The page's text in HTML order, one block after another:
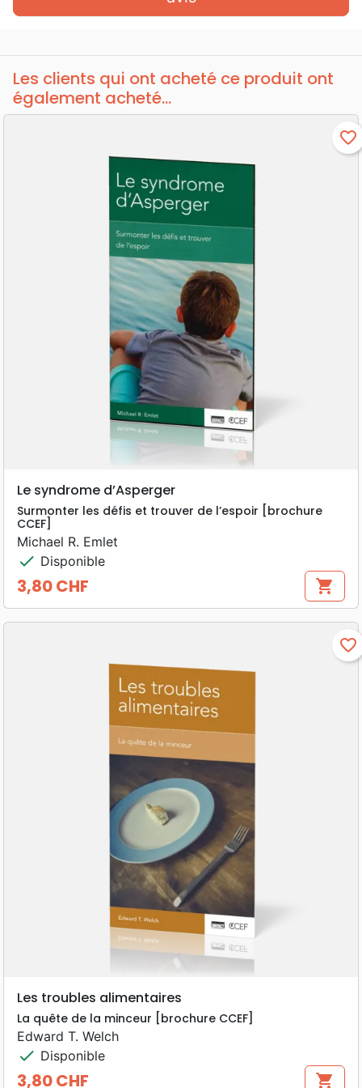
Les clients qui ont acheté ce produit ont
également acheté...
favorite_border
Le syndrome d’Asperger
Surmonter les défis et trouver de l’espoir [brochure
CCEF]
Michael R. Emlet
check Disponible
Prix
3,80 CHF shopping_cart
favorite_border
Les troubles alimentaires
La quête de la minceur [brochure CCEF]
Edward T. Welch
check Disponible
3,80 CHF shopping_cart